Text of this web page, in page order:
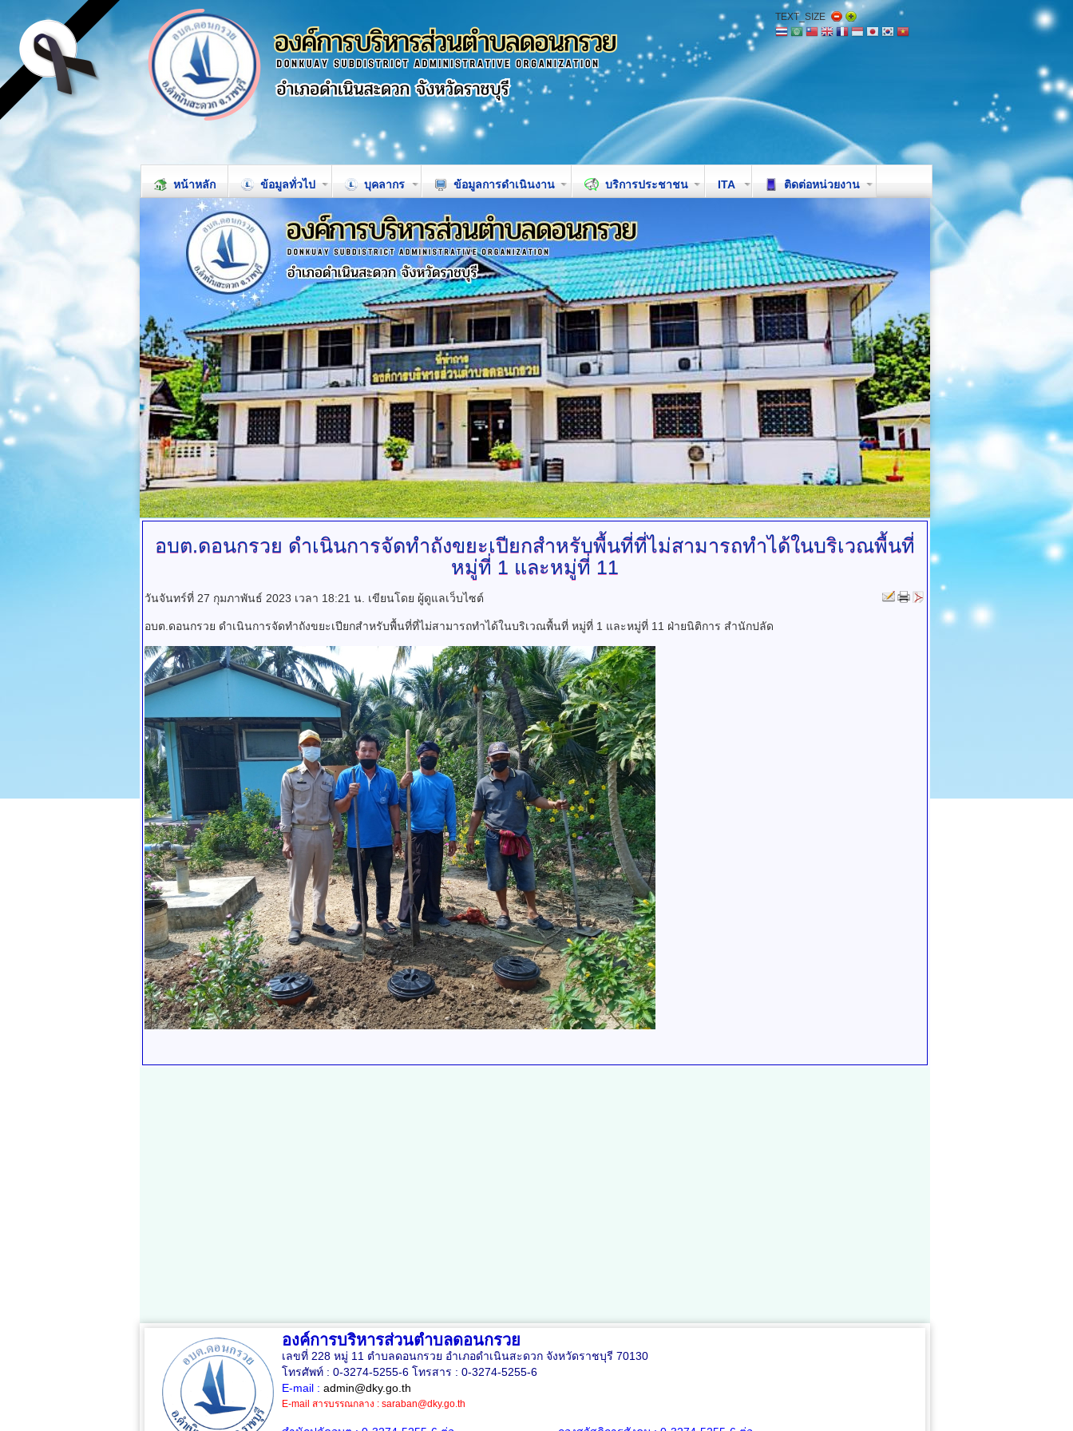
TEXT_SIZE
หน้าหลัก ข้อมูลทั่วไป บุคลากร ข้อมูลการดำเนินงาน บริการประชาชน ITA ติดต่อหน่วยงาน
อบต.ดอนกรวย ดำเนินการจัดทำถังขยะเปียกสำหรับพื้นที่ที่ไม่สามารถทำได้ในบริเวณพื้นที่
หมู่ที่ 1 และหมู่ที่ 11
วันจันทร์ที่ 27 กุมภาพันธ์ 2023 เวลา 18:21 น. เขียนโดย ผู้ดูแลเว็บไซต์
อบต.ดอนกรวย ดำเนินการจัดทำถังขยะเปียกสำหรับพื้นที่ที่ไม่สามารถทำได้ในบริเวณพื้นที่ หมู่ที่ 1 และหมู่ที่ 11 ฝ่ายนิติการ สำนักปลัด
องค์การบริหารส่วนตำบลดอนกรวย
เลขที่ 228 หมู่ 11 ตำบลดอนกรวย อำเภอดำเนินสะดวก จังหวัดราชบุรี 70130
โทรศัพท์ : 0-3274-5255-6 โทรสาร : 0-3274-5255-6
E-mail : admin@dky.go.th
E-mail สารบรรณกลาง : saraban@dky.go.th